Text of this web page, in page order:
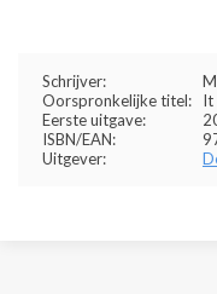
Schrijver:
Oorspronkelijke titel:
It
Eerste uitgave:
ISBN/EAN:
Uitgever: